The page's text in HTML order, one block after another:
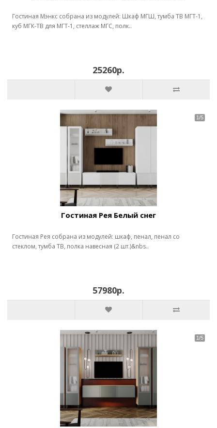
Гостиная Мэнкс собрана из модулей: Шкаф МГШ, тумба ТВ МГТ-1,
куб МГК-ТВ для МГТ-1, стеллаж МГС, полк..
25260р.
Гостиная Рея Белый снег
Гостиная Рея собрана из модулей: шкаф, пенал, пенал со
стеклом, тумба ТВ, полка навесная (2 шт.)&nbs..
57980р.